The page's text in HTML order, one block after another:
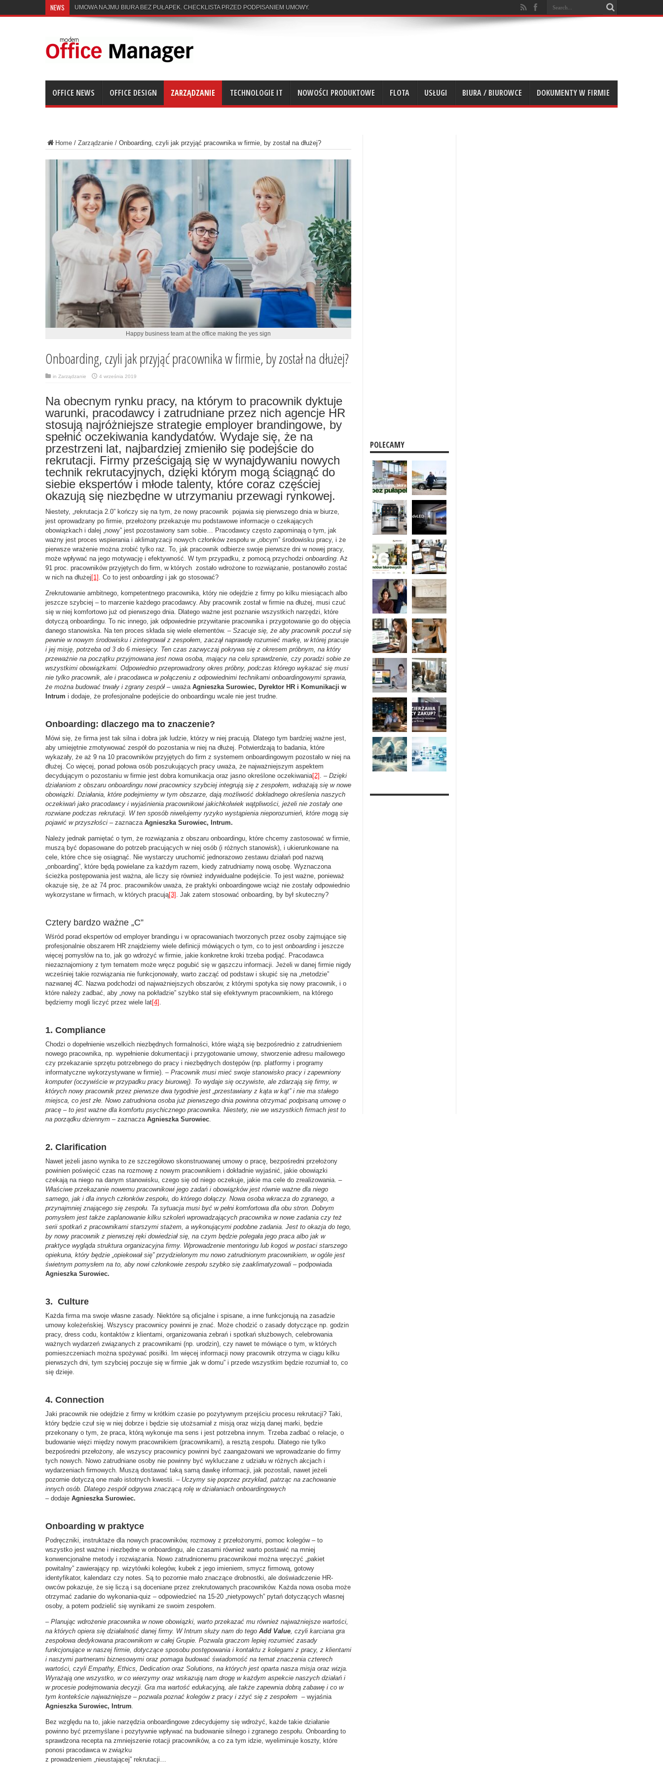
NEWS UMOWA NAJMU BIURA BEZ PUŁAPEK. CHECKLISTA PRZED PODPISANIEM UMOWY.
OFFICE NEWS OFFICE DESIGN ZARZĄDZANIE TECHNOLOGIE IT NOWOŚCI PRODUKTOWE FLOTA USŁUGI BIURA / BIUROWCE DOKUMENTY W FIRMIE
Home / Zarządzanie / Onboarding, czyli jak przyjąć pracownika w firmie, by został na dłużej?
Happy business team at the office making the yes sign
Onboarding, czyli jak przyjąć pracownika w firmie, by został na dłużej?
in Zarządzanie 4 września 2019
Na obecnym rynku pracy, na którym to pracownik dyktuje
warunki, pracodawcy i zatrudniane przez nich agencje HR
stosują najróżniejsze strategie employer brandingowe, by
spełnić oczekiwania kandydatów. Wydaje się, że na
przestrzeni lat, najbardziej zmieniło się podejście do
rekrutacji. Firmy prześcigają się w wynajdywaniu nowych
technik rekrutacyjnych, dzięki którym mogą ściągnąć do
siebie ekspertów i młode talenty, które coraz częściej
okazują się niezbędne w utrzymaniu przewagi rynkowej.
Niestety, „rekrutacja 2.0” kończy się na tym, że nowy pracownik pojawia się pierwszego dnia w biurze,
jest oprowadzany po firmie, przełożony przekazuje mu podstawowe informacje o czekających
obowiązkach i dalej „nowy” jest pozostawiony sam sobie… Pracodawcy często zapominają o tym, jak
ważny jest proces wspierania i aklimatyzacji nowych członków zespołu w „obcym” środowisku pracy, i że
pierwsze wrażenie można zrobić tylko raz. To, jak pracownik odbierze swoje pierwsze dni w nowej pracy,
może wpływać na jego motywację i efektywność. W tym przypadku, z pomocą przychodzi onboarding. Aż
91 proc. pracowników przyjętych do firm, w których zostało wdrożone to rozwiązanie, postanowiło zostać
w nich na dłużej [1] . Co to jest onboarding i jak go stosować?
Zrekrutowanie ambitnego, kompetentnego pracownika, który nie odejdzie z firmy po kilku miesiącach albo
jeszcze szybciej – to marzenie każdego pracodawcy. Aby pracownik został w firmie na dłużej, musi czuć
się w niej komfortowo już od pierwszego dnia. Dlatego ważne jest poznanie wszystkich narzędzi, które
dotyczą onboardingu. To nic innego, jak odpowiednie przywitanie pracownika i przygotowanie go do objęcia
danego stanowiska. Na ten proces składa się wiele elementów. – Szacuje się, że aby pracownik poczuł się
pewnie w nowym środowisku i zintegrował z zespołem, zaczął naprawdę rozumieć markę, w której pracuje
i jej misję, potrzeba od 3 do 6 miesięcy. Ten czas zazwyczaj pokrywa się z okresem próbnym, na który
przeważnie na początku przyjmowana jest nowa osoba, mający na celu sprawdzenie, czy poradzi sobie ze
wszystkimi obowiązkami. Odpowiednio przeprowadzony okres próbny, podczas którego wykazać się musi
nie tylko pracownik, ale i pracodawca w połączeniu z odpowiednimi technikami onboardingowymi sprawia,
że można budować trwały i zgrany zespół – uważa Agnieszka Surowiec, Dyrektor HR i Komunikacji w
Intrum i dodaje, że profesjonalne podejście do onboardingu wcale nie jest trudne.
Onboarding: dlaczego ma to znaczenie?
Mówi się, że firma jest tak silna i dobra jak ludzie, którzy w niej pracują. Dlatego tym bardziej ważne jest,
aby umiejętnie zmotywować zespół do pozostania w niej na dłużej. Potwierdzają to badania, które
wykazały, że aż 9 na 10 pracowników przyjętych do firm z systemem onboardingowym pozostało w niej na
dłużej. Co więcej, ponad połowa osób poszukujących pracy uważa, że najważniejszym aspektem
decydującym o pozostaniu w firmie jest dobra komunikacja oraz jasno określone oczekiwania[2] . – Dzięki
działaniom z obszaru onboardingu nowi pracownicy szybciej integrują się z zespołem, wdrażają się w nowe
obowiązki. Działania, które podejmiemy w tym obszarze, dają możliwość dokładnego określenia naszych
oczekiwań jako pracodawcy i wyjaśnienia pracownikowi jakichkolwiek wątpliwości, jeżeli nie zostały one
rozwiane podczas rekrutacji. W ten sposób niwelujemy ryzyko wystąpienia nieporozumień, które mogą się
pojawić w przyszłości – zaznacza Agnieszka Surowiec, Intrum.
Należy jednak pamiętać o tym, że rozwiązania z obszaru onboardingu, które chcemy zastosować w firmie,
muszą być dopasowane do potrzeb pracujących w niej osób (i różnych stanowisk), i ukierunkowane na
cele, które chce się osiągnąć. Nie wystarczy uruchomić jednorazowo zestawu działań pod nazwą
„onboarding”, które będą powielane za każdym razem, kiedy zatrudniamy nową osobę. Wyznaczona
ścieżka postępowania jest ważna, ale liczy się również indywidualne podejście. To jest ważne, ponieważ
okazuje się, że aż 74 proc. pracowników uważa, że praktyki onboardingowe wciąż nie zostały odpowiednio
wykorzystane w firmach, w których pracują[3] . Jak zatem stosować onboarding, by był skuteczny?
Cztery bardzo ważne „C”
Wśród porad ekspertów od employer brandingu i w opracowaniach tworzonych przez osoby zajmujące się
profesjonalnie obszarem HR znajdziemy wiele definicji mówiących o tym, co to jest onboarding i jeszcze
więcej pomysłów na to, jak go wdrożyć w firmie, jakie konkretne kroki trzeba podjąć. Pracodawca
niezaznajomiony z tym tematem może wręcz pogubić się w gąszczu informacji. Jeżeli w danej firmie nigdy
wcześniej takie rozwiązania nie funkcjonowały, warto zacząć od podstaw i skupić się na „metodzie”
nazwanej 4C. Nazwa podchodzi od najważniejszych obszarów, z którymi spotyka się nowy pracownik, i o
które należy zadbać, aby „nowy na pokładzie” szybko stał się efektywnym pracownikiem, na którego
będziemy mogli liczyć przez wiele lat[4] .
1. Compliance
Chodzi o dopełnienie wszelkich niezbędnych formalności, które wiążą się bezpośrednio z zatrudnieniem
nowego pracownika, np. wypełnienie dokumentacji i przygotowanie umowy, stworzenie adresu mailowego
czy przekazanie sprzętu potrzebnego do pracy i niezbędnych dostępów (np. platformy i programy
informatyczne wykorzystywane w firmie). – Pracownik musi mieć swoje stanowisko pracy i zapewniony
komputer (oczywiście w przypadku pracy biurowej). To wydaje się oczywiste, ale zdarzają się firmy, w
których nowy pracownik przez pierwsze dwa tygodnie jest „przestawiany z kąta w kąt” i nie ma stałego
miejsca, co jest złe. Nowo zatrudniona osoba już pierwszego dnia powinna otrzymać podpisaną umowę o
pracę – to jest ważne dla komfortu psychicznego pracownika. Niestety, nie we wszystkich firmach jest to
na porządku dziennym – zaznacza Agnieszka Surowiec.
2. Clarification
Nawet jeżeli jasno wynika to ze szczegółowo skonstruowanej umowy o pracę, bezpośredni przełożony
powinien poświęcić czas na rozmowę z nowym pracownikiem i dokładnie wyjaśnić, jakie obowiązki
czekają na niego na danym stanowisku, czego się od niego oczekuje, jakie ma cele do zrealizowania. –
Właściwe przekazanie nowemu pracownikowi jego zadań i obowiązków jest równie ważne dla niego
samego, jak i dla innych członków zespołu, do którego dołączy. Nowa osoba wkracza do zgranego, a
przynajmniej znającego się zespołu. Ta sytuacja musi być w pełni komfortowa dla obu stron. Dobrym
pomysłem jest także zaplanowanie kilku szkoleń wprowadzających pracownika w nowe zadania czy też
serii spotkań z pracownikami starszymi stażem, a wykonującymi podobne zadania. Jest to okazja do tego,
by nowy pracownik z pierwszej ręki dowiedział się, na czym będzie polegała jego praca albo jak w
praktyce wygląda struktura organizacyjna firmy. Wprowadzenie mentoringu lub kogoś w postaci starszego
opiekuna, który będzie „opiekował się” przydzielonym mu nowo zatrudnionym pracownikiem, w ogóle jest
świetnym pomysłem na to, aby nowi członkowie zespołu szybko się zaaklimatyzowali – podpowiada
Agnieszka Surowiec.
3. Culture
Każda firma ma swoje własne zasady. Niektóre są oficjalne i spisane, a inne funkcjonują na zasadzie
umowy koleżeńskiej. Wszyscy pracownicy powinni je znać. Może chodzić o zasady dotyczące np. godzin
pracy, dress codu, kontaktów z klientami, organizowania zebrań i spotkań służbowych, celebrowania
ważnych wydarzeń związanych z pracownikami (np. urodzin), czy nawet te mówiące o tym, w których
pomieszczeniach można spożywać posiłki. Im więcej informacji nowy pracownik otrzyma w ciągu kilku
pierwszych dni, tym szybciej poczuje się w firmie „jak w domu” i przede wszystkim będzie rozumiał to, co
się dzieje.
4. Connection
Jaki pracownik nie odejdzie z firmy w krótkim czasie po pozytywnym przejściu procesu rekrutacji? Taki,
który będzie czuł się w niej dobrze i będzie się utożsamiał z misją oraz wizją danej marki, będzie
przekonany o tym, że praca, którą wykonuje ma sens i jest potrzebna innym. Trzeba zadbać o relacje, o
budowanie więzi między nowym pracownikiem (pracownikami), a resztą zespołu. Dlatego nie tylko
bezpośredni przełożony, ale wszyscy pracownicy powinni być zaangażowani we wprowadzanie do firmy
tych nowych. Nowo zatrudniane osoby nie powinny być wykluczane z udziału w różnych akcjach i
wydarzeniach firmowych. Muszą dostawać taką samą dawkę informacji, jak pozostali, nawet jeżeli
pozornie dotyczą one mało istotnych kwestii. – Uczymy się poprzez przykład, patrząc na zachowanie
innych osób. Dlatego zespół odgrywa znaczącą rolę w działaniach onboardingowych
– dodaje Agnieszka Surowiec.
Onboarding w praktyce
Podręczniki, instruktaże dla nowych pracowników, rozmowy z przełożonymi, pomoc kolegów – to
wszystko jest ważne i niezbędne w onboardingu, ale czasami również warto postawić na mniej
konwencjonalne metody i rozwiązania. Nowo zatrudnionemu pracownikowi można wręczyć „pakiet
powitalny” zawierający np. wizytówki kolegów, kubek z jego imieniem, smycz firmową, gotowy
identyfikator, kalendarz czy notes. Są to pozornie mało znaczące drobnostki, ale doświadczenie HR-
owców pokazuje, że się liczą i są doceniane przez zrekrutowanych pracowników. Każda nowa osoba może
otrzymać zadanie do wykonania-quiz – odpowiedzieć na 15-20 „nietypowych” pytań dotyczących własnej
osoby, a potem podzielić się wynikami ze swoim zespołem.
– Planując wdrożenie pracownika w nowe obowiązki, warto przekazać mu również najważniejsze wartości,
na których opiera się działalność danej firmy. W Intrum służy nam do tego Add Value, czyli karciana gra
zespołowa dedykowana pracownikom w całej Grupie. Pozwala graczom lepiej rozumieć zasady
funkcjonujące w naszej firmie, dotyczące sposobu postępowania i kontaktu z kolegami z pracy, z klientami
i naszymi partnerami biznesowymi oraz pomaga budować świadomość na temat znaczenia czterech
wartości, czyli Empathy, Ethics, Dedication oraz Solutions, na których jest oparta nasza misja oraz wizja.
Wyrażają one wszystko, w co wierzymy oraz wskazują nam drogę w każdym aspekcie naszych działań i
w procesie podejmowania decyzji. Gra ma wartość edukacyjną, ale także zapewnia dobrą zabawę i co w
tym kontekście najważniejsze – pozwala poznać kolegów z pracy i zżyć się z zespołem – wyjaśnia
Agnieszka Surowiec, Intrum.
Bez względu na to, jakie narzędzia onboardingowe zdecydujemy się wdrożyć, każde takie działanie
powinno być przemyślane i pozytywnie wpływać na budowanie silnego i zgranego zespołu. Onboarding to
sprawdzona recepta na zmniejszenie rotacji pracowników, a co za tym idzie, wyeliminuje koszty, które
ponosi pracodawca w związku
z prowadzeniem „nieustającej” rekrutacji…
POLECAMY